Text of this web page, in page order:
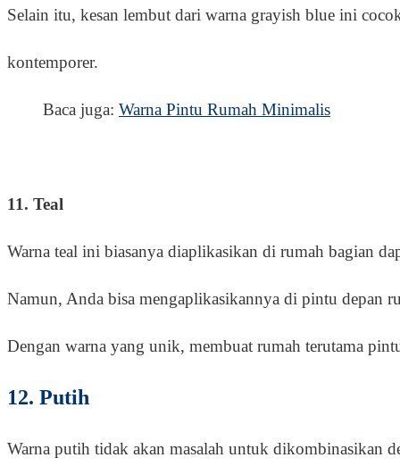
Selain itu, kesan lembut dari warna grayish blue ini
kontemporer.
Baca juga: Warna Pintu Rumah Minimalis
11. Teal
Warna teal ini biasanya diaplikasikan di rumah bagian
Namun, Anda bisa mengaplikasikannya di pintu depan
Dengan warna yang unik, membuat rumah terutama
12. Putih
Warna putih tidak akan masalah untuk dikombinasikan